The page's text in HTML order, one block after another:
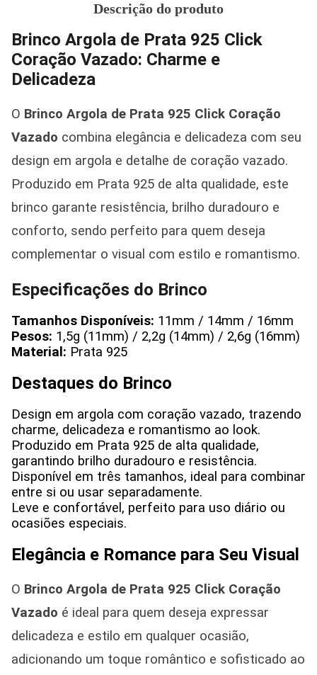
Descrição do produto
Brinco Argola de Prata 925 Click
Coração Vazado: Charme e
Delicadeza
O Brinco Argola de Prata 925 Click Coração
Vazado combina elegância e delicadeza com seu
design em argola e detalhe de coração vazado.
Produzido em Prata 925 de alta qualidade, este
brinco garante resistência, brilho duradouro e
conforto, sendo perfeito para quem deseja
complementar o visual com estilo e romantismo.
Especificações do Brinco
Tamanhos Disponíveis: 11mm / 14mm / 16mm
Pesos: 1,5g (11mm) / 2,2g (14mm) / 2,6g (16mm)
Material: Prata 925
Destaques do Brinco
Design em argola com coração vazado, trazendo
charme, delicadeza e romantismo ao look.
Produzido em Prata 925 de alta qualidade,
garantindo brilho duradouro e resistência.
Disponível em três tamanhos, ideal para combinar
entre si ou usar separadamente.
Leve e confortável, perfeito para uso diário ou
ocasiões especiais.
Elegância e Romance para Seu Visual
O Brinco Argola de Prata 925 Click Coração
Vazado é ideal para quem deseja expressar
delicadeza e estilo em qualquer ocasião,
adicionando um toque romântico e sofisticado ao